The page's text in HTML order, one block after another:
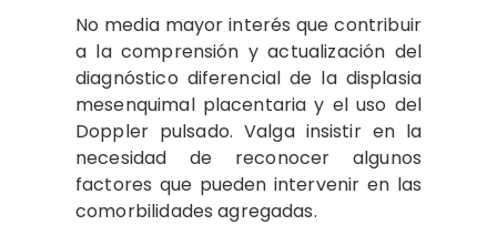
No media mayor interés que contribuir
a la comprensión y actualización del
diagnóstico diferencial de la displasia
mesenquimal placentaria y el uso del
Doppler pulsado. Valga insistir en la
necesidad de reconocer algunos
factores que pueden intervenir en las
comorbilidades agregadas.